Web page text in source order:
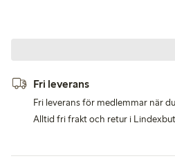
Fri leverans
Fri leverans för medlemmar när
Alltid fri frakt och retur i